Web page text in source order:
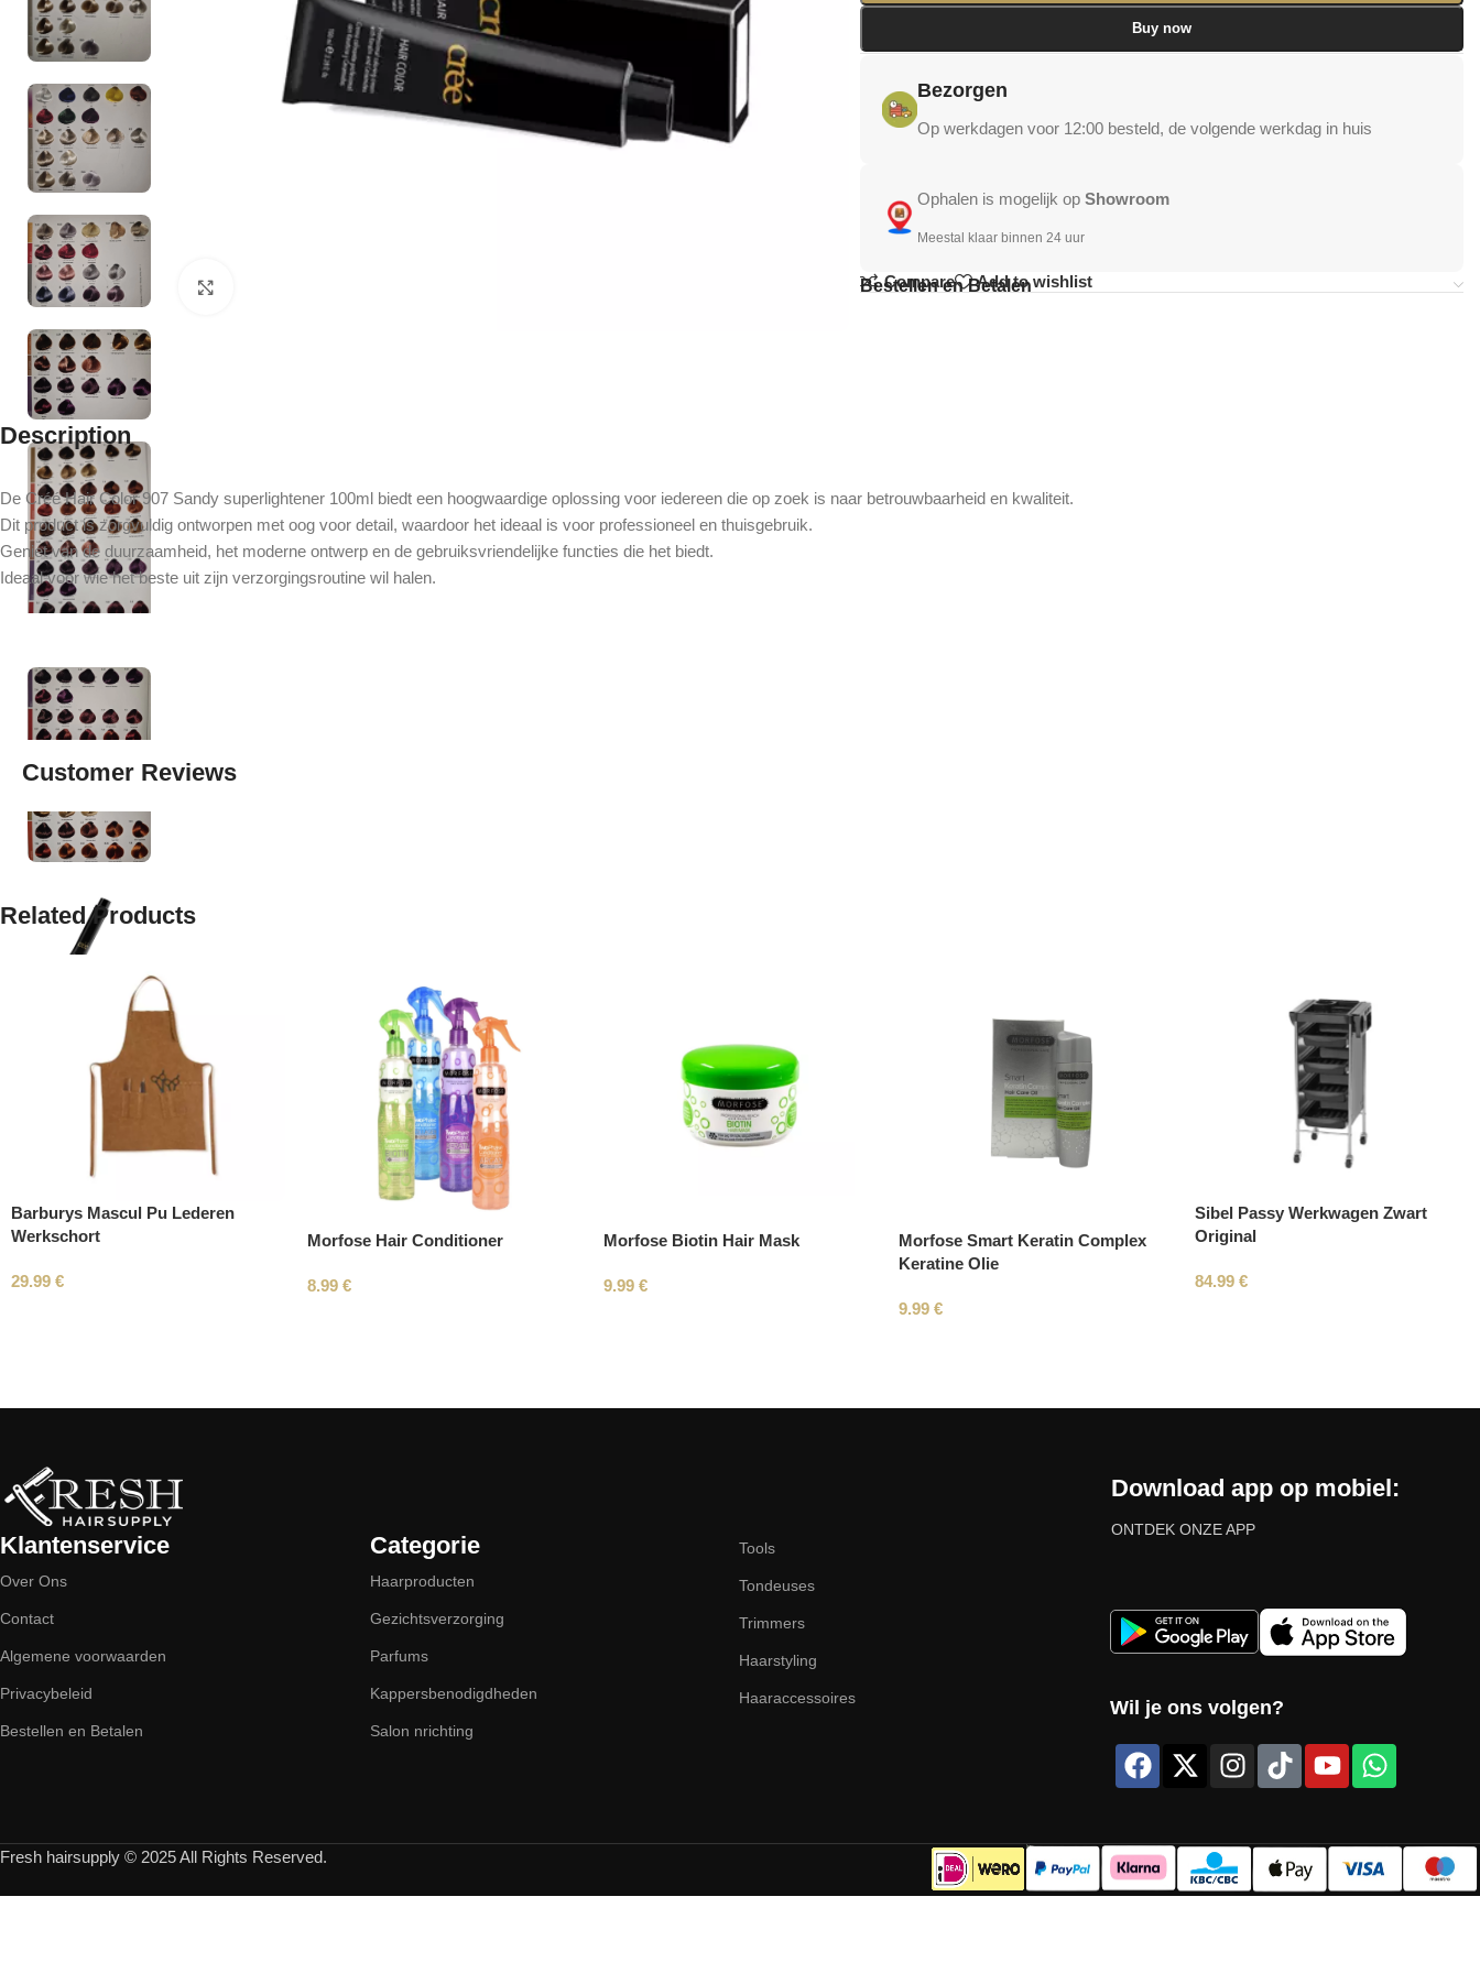
Buy now
Bezorgen
Op werkdagen voor 12:00 besteld, de volgende werkdag in huis
Ophalen is mogelijk opShowroom
Meestal klaar binnen 24 uur
Compare Add to wishlist
Bestellen en Betalen
Description
De Créé Hair Color 907 Sandy superlightener 100ml biedt een hoogwaardige oplossing voor iedereen die op zoek is naar betrouwbaarheid en kwaliteit.
Dit product is zorgvuldig ontworpen met oog voor detail, waardoor het ideaal is voor professioneel en thuisgebruik.
Geniet van de duurzaamheid, het moderne ontwerp en de gebruiksvriendelijke functies die het biedt.
Ideaal voor wie het beste uit zijn verzorgingsroutine wil halen.
Customer Reviews
Related Products
Barburys Mascul Pu Lederen
Werkschort
29.99 €
Morfose Hair Conditioner
8.99 €
Morfose Biotin Hair Mask
9.99 €
Morfose Smart Keratin Complex
Keratine Olie
9.99€
Sibel Passy Werkwagen Zwart
Original
84.99€
Klantenservice
Over Ons
Contact
Algemene voorwaarden
Privacybeleid
Bestellen en Betalen
Categorie
Haarproducten
Gezichtsverzorging
Parfums
Kappersbenodigdheden
Salon nrichting
Tools
Tondeuses
Trimmers
Haarstyling
Haaraccessoires
Download app op mobiel:
ONTDEK ONZE APP
Wil je ons volgen?
Fresh hairsupply © 2025 All Rights Reserved.